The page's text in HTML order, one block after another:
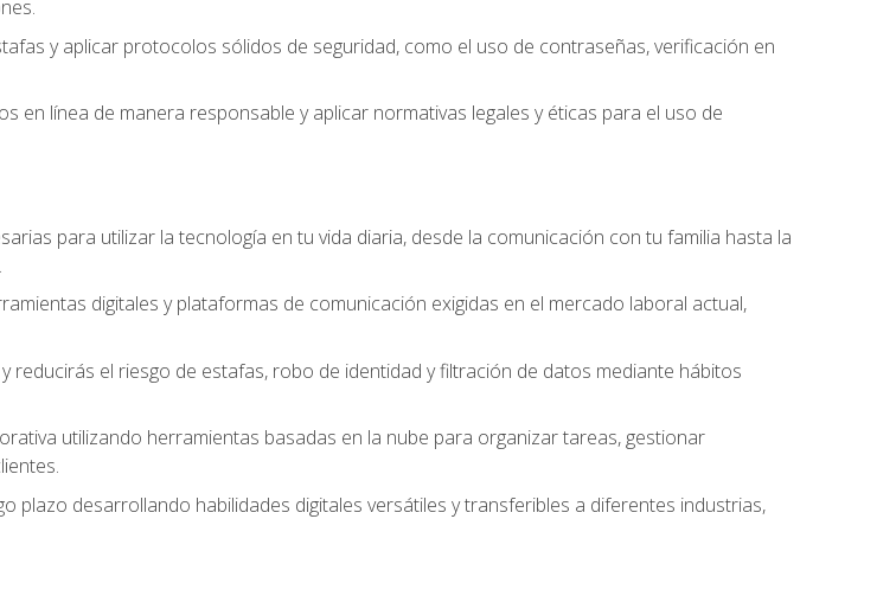
y aplicar protocolos sólidos de seguridad, como el uso de contraseñas, verificación en
en línea de manera responsable y aplicar normativas legales y éticas para el uso de
para utilizar la tecnología en tu vida diaria, desde la comunicación con tu familia hasta la
digitales y plataformas de comunicación exigidas en el mercado laboral actual,
reducirás el riesgo de estafas, robo de identidad y filtración de datos mediante hábitos
utilizando herramientas basadas en la nube para organizar tareas, gestionar
plazo desarrollando habilidades digitales versátiles y transferibles a diferentes industrias,